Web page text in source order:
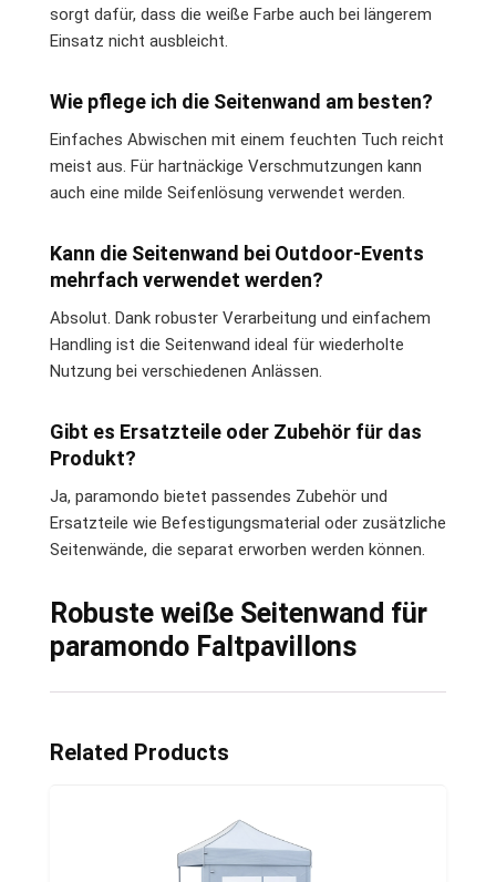
sorgt dafür, dass die weiße Farbe auch bei längerem
Einsatz nicht ausbleicht.
Wie pflege ich die Seitenwand am besten?
Einfaches Abwischen mit einem feuchten Tuch reicht
meist aus. Für hartnäckige Verschmutzungen kann
auch eine milde Seifenlösung verwendet werden.
Kann die Seitenwand bei Outdoor-Events
mehrfach verwendet werden?
Absolut. Dank robuster Verarbeitung und einfachem
Handling ist die Seitenwand ideal für wiederholte
Nutzung bei verschiedenen Anlässen.
Gibt es Ersatzteile oder Zubehör für das
Produkt?
Ja, paramondo bietet passendes Zubehör und
Ersatzteile wie Befestigungsmaterial oder zusätzliche
Seitenwände, die separat erworben werden können.
Robuste weiße Seitenwand für
paramondo Faltpavillons
Related Products